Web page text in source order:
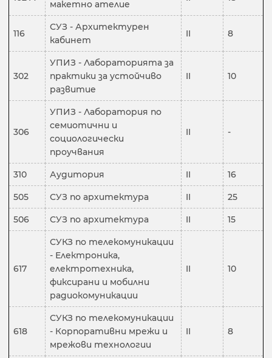
макетно ателие
116
СУЗ - Архитектурен
кабинет
II 8
302
УПИЗ - Лабораторията за
практики за устойчиво
развитие
II 10
306
УПИЗ - Лаборатория по
семиотични и
социологически
проучвания
II -
310 Аудитория II 16
505 СУЗ по архитектура II 25
506 СУЗ по архитектура II 15
617
СУКЗ по телекомуникации
- Електроника,
електротехника,
фиксирани и мобилни
радиокомуникации
II 10
618
СУКЗ по телекомуникации
- Корпоративни мрежи и
мрежови технологии
II 8